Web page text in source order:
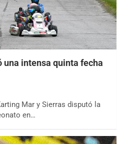
una intensa quinta fecha
Mar y Sierras disputó la
en…